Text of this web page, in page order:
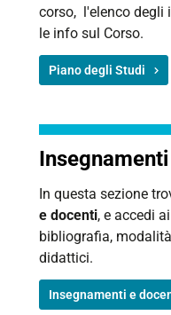
corso, l'elenco degli
le info sul Corso.
Piano degli Studi
In questa sezione
e docenti, e accedi ai
bibliografia,
didattici.
Insegnamenti e